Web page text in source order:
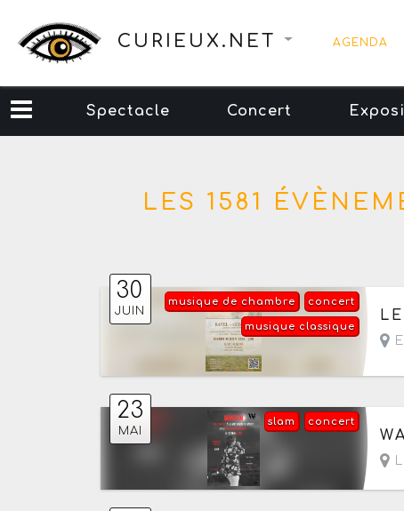
CURIEUX.NET AGENDA
Spectacle Concert
LES 1581
30
JUIN
concert
musique de chambre
musique classique
Le
23
MAI
concert
slam
Le